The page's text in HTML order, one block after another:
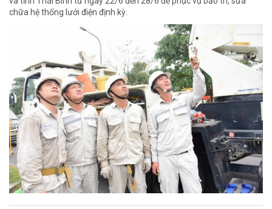
chữa hệ thống lưới điện định kỳ.